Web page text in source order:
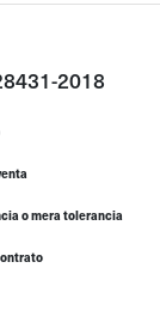
2018
o mera tolerancia